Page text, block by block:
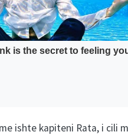
ishte kapiteni Rata, i cili